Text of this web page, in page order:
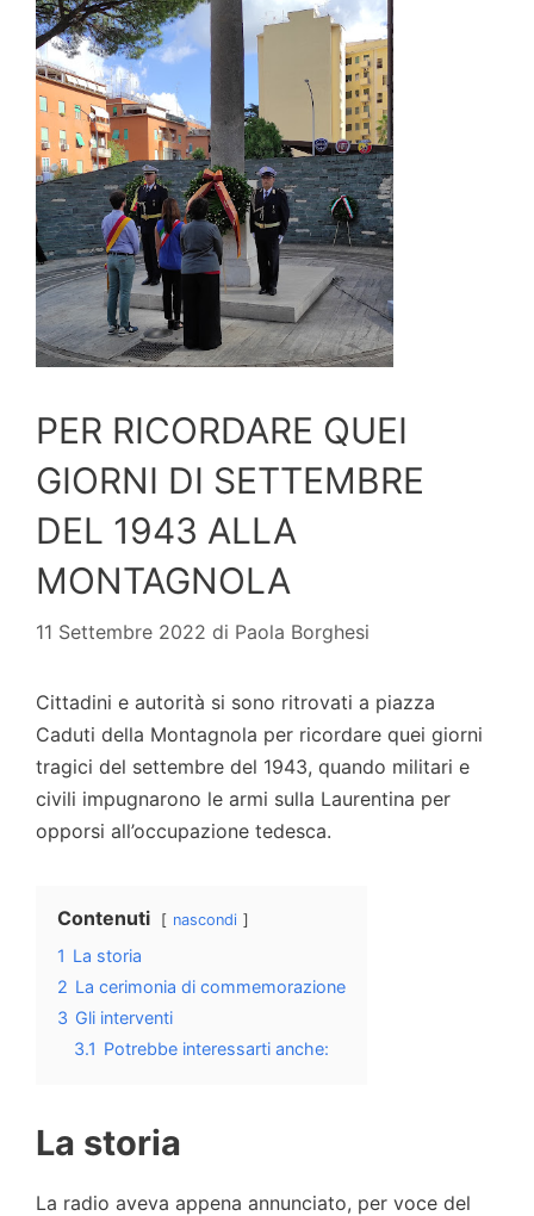
PER RICORDARE QUEI
GIORNI DI SETTEMBRE
DEL 1943 ALLA
MONTAGNOLA
11 Settembre 2022 di Paola Borghesi
Cittadini e autorità si sono ritrovati a piazza
Caduti della Montagnola per ricordare quei giorni
tragici del settembre del 1943, quando militari e
civili impugnarono le armi sulla Laurentina per
opporsi all’occupazione tedesca.
Contenuti nascondi
1 La storia
2 La cerimonia di commemorazione
3 Gli interventi
3.1 Potrebbe interessarti anche:
La storia
La radio aveva appena annunciato, per voce del